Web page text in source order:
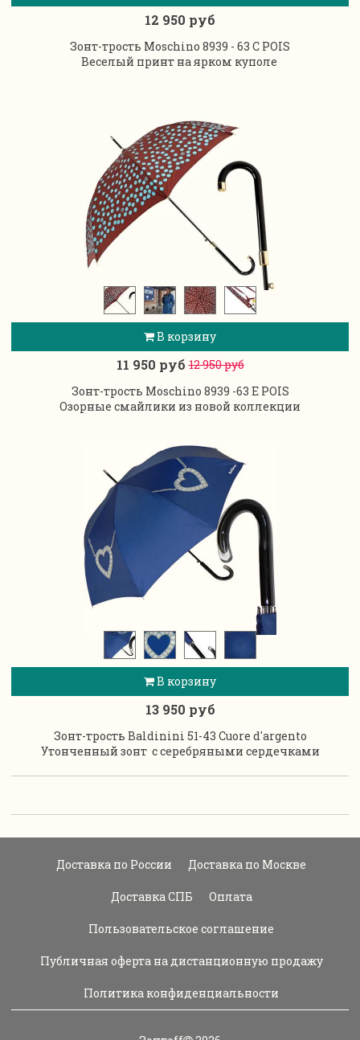
12 950 руб
Зонт-трость Moschino 8939 - 63 C POIS
Веселый принт на ярком куполе
В корзину
11 950 руб12 950 руб
Зонт-трость Moschino 8939 -63 E POIS
Озорные смайлики из новой коллекции
В корзину
13 950 руб
Зонт-трость Baldinini 51-43 Cuore d'argento
Утонченный зонт с серебряными сердечками
Доставка по России Доставка по Москве
Доставка СПБ Оплата
Пользовательское соглашение
Публичная оферта на дистанционную продажу
Политика конфиденциальности